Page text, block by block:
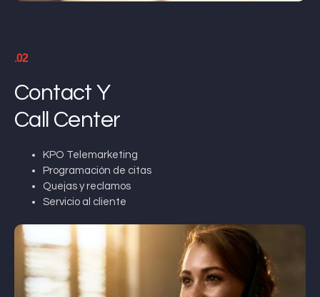
.02
Contact Y
Call Center
KPO Telemarketing
Programación de citas
Quejas y reclamos
Servicio al cliente